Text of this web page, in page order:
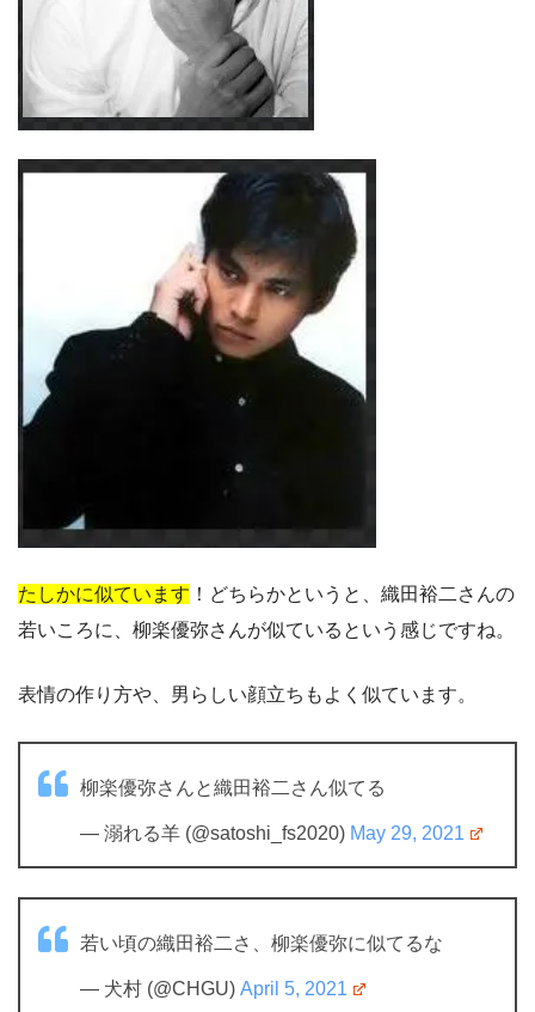
たしかに似ています ！どちらかというと、織田裕二さんの
若いころに、柳楽優弥さんが似ているという感じですね。
表情の作り方や、男らしい顔立ちもよく似ています。
柳楽優弥さんと織田裕二さん似てる
— 溺れる羊 (@satoshi_fs2020) May 29, 2021
若い頃の織田裕二さ、柳楽優弥に似てるな
— 犬村 (@CHGU) April 5, 2021